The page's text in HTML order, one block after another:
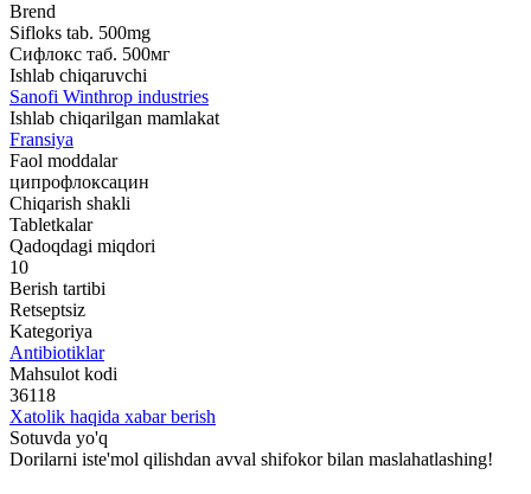
Brend
Sifloks tab. 500mg
Сифлокс таб. 500мг
Ishlab chiqaruvchi
Sanofi Winthrop industries
Ishlab chiqarilgan mamlakat
Fransiya
Faol moddalar
ципрофлоксацин
Chiqarish shakli
Tabletkalar
Qadoqdagi miqdori
10
Berish tartibi
Retseptsiz
Kategoriya
Antibiotiklar
Mahsulot kodi
36118
Xatolik haqida xabar berish
Sotuvda yo'q
Dorilarni iste'mol qilishdan avval shifokor bilan maslahatlashing!